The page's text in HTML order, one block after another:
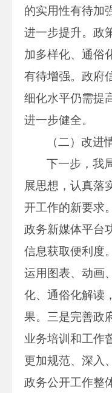
的实用性有待加
进一步提升。政
加多样化、通俗
有待增强。政府
细化水平仍需提
进一步健全。
（二）改进
下一步，我
展思想，认真落
开工作的新要求
政务新媒体平台
信息获取便利度
运用图表、动画
化、通俗化解读
果。三是完善政
业务培训和工作
更加规范、深入
政务公开工作整